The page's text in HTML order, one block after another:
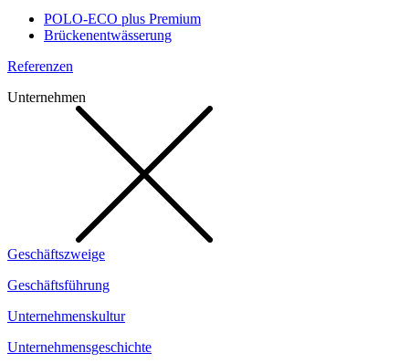
POLO-ECO plus Premium
Brückenentwässerung
Referenzen
Unternehmen
Geschäftszweige
Geschäftsführung
Unternehmenskultur
Unternehmensgeschichte